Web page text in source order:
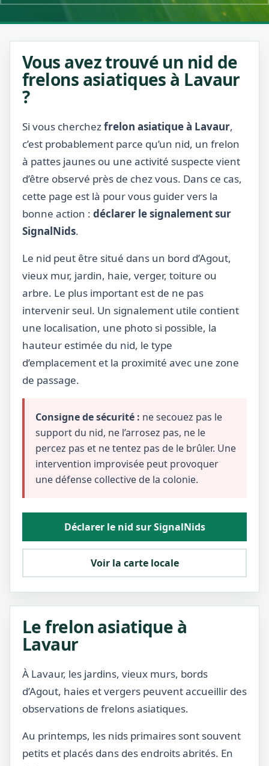
Vous avez trouvé un nid de
frelons asiatiques à Lavaur
?
Si vous cherchezfrelon asiatique à Lavaur,
c’est probablement parce qu’un nid, un frelon
à pattes jaunes ou une activité suspecte vient
d’être observé près de chez vous. Dans ce cas,
cette page est là pour vous guider vers la
bonne action : déclarer le signalement sur
SignalNids.
Le nid peut être situé dans un bord d’Agout,
vieux mur, jardin, haie, verger, toiture ou
arbre. Le plus important est de ne pas
intervenir seul. Un signalement utile contient
une localisation, une photo si possible, la
hauteur estimée du nid, le type
d’emplacement et la proximité avec une zone
de passage.
Consigne de sécurité : ne secouez pas le
support du nid, ne l’arrosez pas, ne le
percez pas et ne tentez pas de le brûler. Une
intervention improvisée peut provoquer
une défense collective de la colonie.
Déclarer le nid sur SignalNids
Voir la carte locale
Le frelon asiatique à
Lavaur
À Lavaur, les jardins, vieux murs, bords
d’Agout, haies et vergers peuvent accueillir des
observations de frelons asiatiques.
Au printemps, les nids primaires sont souvent
petits et placés dans des endroits abrités. En